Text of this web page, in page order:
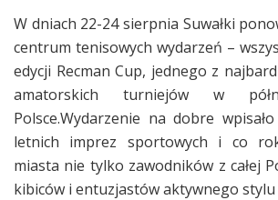
W dniach 22-24 sierpnia Suwałki
centrum tenisowych wydarzeń –
edycji Recman Cup, jednego z
amatorskich turniejów w
Polsce.Wydarzenie na dobre
letnich imprez sportowych i co
miasta nie tylko zawodników z całej
kibiców i entuzjastów aktywnego stylu